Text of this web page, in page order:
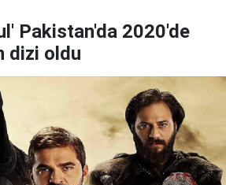
Pakistan'da 2020'de
dizi oldu